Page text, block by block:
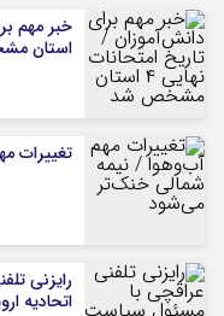
استان
تغییرات
رایزنی
اتحادیه